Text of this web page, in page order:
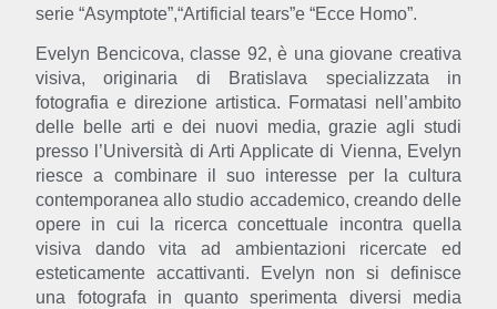
serie “Asymptote”,“Artificial tears”e “Ecce Homo”.
Evelyn Bencicova, classe 92, è una giovane creativa
visiva, originaria di Bratislava specializzata in
fotografia e direzione artistica. Formatasi nell’ambito
delle belle arti e dei nuovi media, grazie agli studi
presso l’Università di Arti Applicate di Vienna, Evelyn
riesce a combinare il suo interesse per la cultura
contemporanea allo studio accademico, creando delle
opere in cui la ricerca concettuale incontra quella
visiva dando vita ad ambientazioni ricercate ed
esteticamente accattivanti. Evelyn non si definisce
una fotografa in quanto sperimenta diversi media